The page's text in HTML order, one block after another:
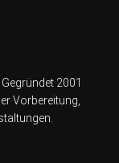
2001
Vorbereitung,